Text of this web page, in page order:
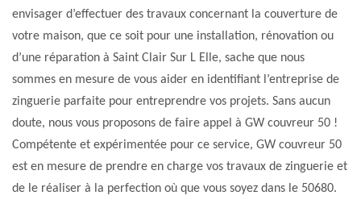
envisager d’effectuer des travaux concernant la couverture de
votre maison, que ce soit pour une installation, rénovation ou
d’une réparation à Saint Clair Sur L Elle, sache que nous
sommes en mesure de vous aider en identifiant l’entreprise de
zinguerie parfaite pour entreprendre vos projets. Sans aucun
doute, nous vous proposons de faire appel à GW couvreur 50 !
Compétente et expérimentée pour ce service, GW couvreur 50
est en mesure de prendre en charge vos travaux de zinguerie et
de le réaliser à la perfection où que vous soyez dans le 50680.